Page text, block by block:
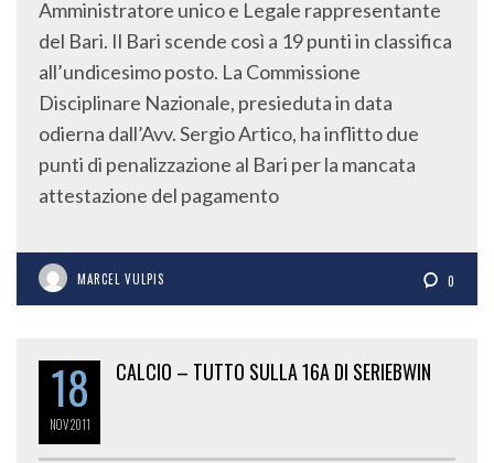
Amministratore unico e Legale rappresentante
del Bari. Il Bari scende così a 19 punti in classifica
all’undicesimo posto. La Commissione
Disciplinare Nazionale, presieduta in data
odierna dall’Avv. Sergio Artico, ha inflitto due
punti di penalizzazione al Bari per la mancata
attestazione del pagamento
MARCEL VULPIS 0
18
NOV2011
CALCIO – TUTTO SULLA 16A DI SERIEBWIN